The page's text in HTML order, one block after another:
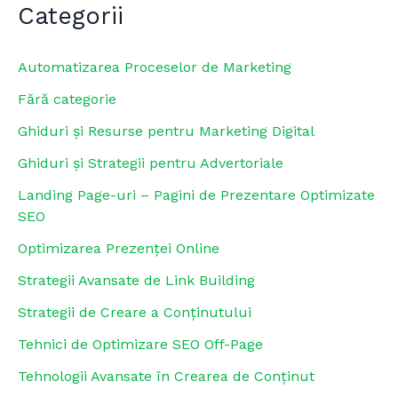
Categorii
Automatizarea Proceselor de Marketing
Fără categorie
Ghiduri și Resurse pentru Marketing Digital
Ghiduri și Strategii pentru Advertoriale
Landing Page-uri – Pagini de Prezentare Optimizate
SEO
Optimizarea Prezenței Online
Strategii Avansate de Link Building
Strategii de Creare a Conținutului
Tehnici de Optimizare SEO Off-Page
Tehnologii Avansate în Crearea de Conținut